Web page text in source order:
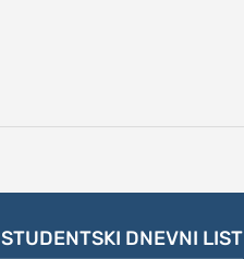
STUDENTSKI DNEVNI LIST